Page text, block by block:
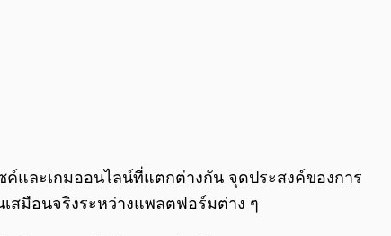
ค์และเกมออนไลน์ที่แตกต่างกัน จุดประสงค์ของการ
สมือนจริงระหว่างแพลตฟอร์มต่าง ๆ